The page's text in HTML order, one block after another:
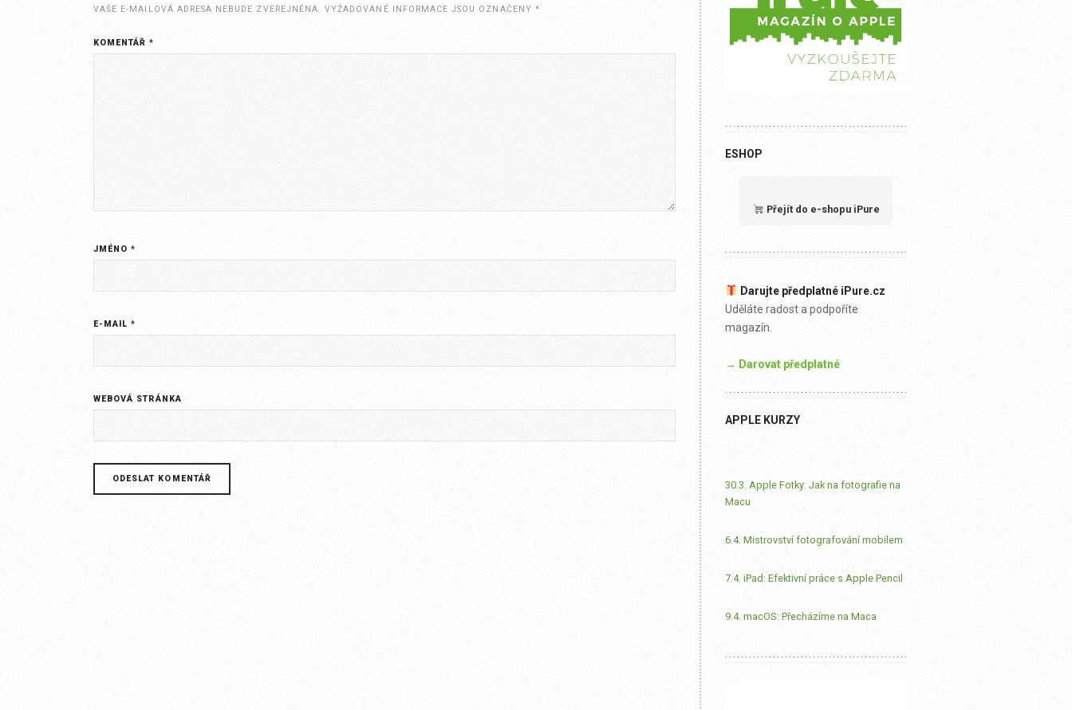
VAŠE E-MAILOVÁ ADRESA NEBUDE ZVEŘEJNĚNA. VYŽADOVANÉ INFORMACE JSOU OZNAČENY *
KOMENTÁŘ*
JMÉNO*
E-MAIL*
WEBOVÁ STRÁNKA
ESHOP
Přejít do e-shopu iPure
Darujte předplatné iPure.cz
Uděláte radost a podpoříte
magazín.
→ Darovat předplatné
APPLE KURZY
30.3. Apple Fotky: Jak na fotografie na
Macu
6.4. Mistrovství fotografování mobilem
7.4. iPad: Efektivní práce s Apple Pencil
9.4. macOS: Přecházíme na Maca